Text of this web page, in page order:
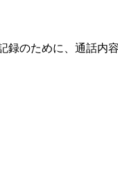
のために、通話内